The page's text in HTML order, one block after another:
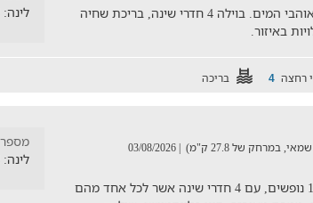
וילה להשכירה ליד הכנרת לאוהבי המים. בוילה 4 חדרי שינה, בריכת שחיה
באיזור.
לינה:
רחצה 4 בריכה
במרחק של 27.8 ק"מ) | 03/08/2026
נופש מפנק לאירוח של עד 14 נופשים, עם 4 חדרי שינה אשר לכל אחד מהם
לינה: